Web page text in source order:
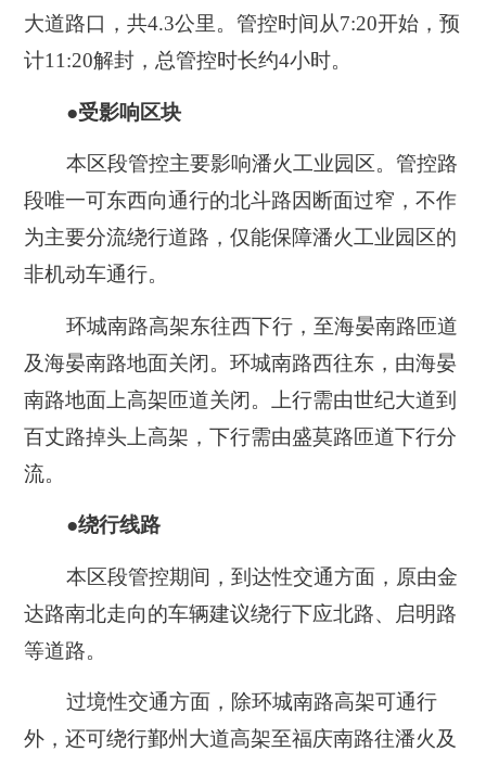
大道路口，共4.3公里。管控时间从7:20开始，预
计11:20解封，总管控时长约4小时。
●受影响区块
本区段管控主要影响潘火工业园区。管控路
段唯一可东西向通行的北斗路因断面过窄，不作
为主要分流绕行道路，仅能保障潘火工业园区的
非机动车通行。
环城南路高架东往西下行，至海晏南路匝道
及海晏南路地面关闭。环城南路西往东，由海晏
南路地面上高架匝道关闭。上行需由世纪大道到
百丈路掉头上高架，下行需由盛莫路匝道下行分
流。
●绕行线路
本区段管控期间，到达性交通方面，原由金
达路南北走向的车辆建议绕行下应北路、启明路
等道路。
过境性交通方面，除环城南路高架可通行
外，还可绕行鄞州大道高架至福庆南路往潘火及